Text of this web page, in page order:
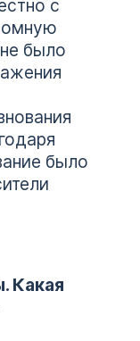
с
было
было
Какая